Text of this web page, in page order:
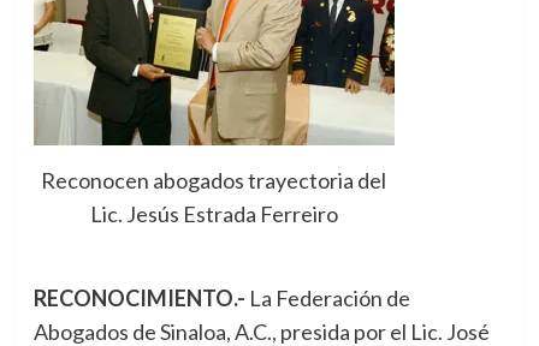
Reconocen abogados trayectoria del
Lic. Jesús Estrada Ferreiro
RECONOCIMIENTO.- La Federación de
Abogados de Sinaloa, A.C., presida por el Lic. José